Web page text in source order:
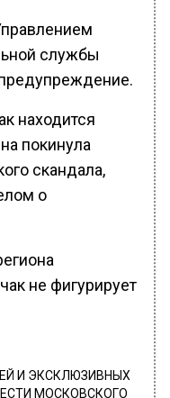
службы
находится
покинула
скандала,
о
не фигурирует
И ЭКСКЛЮЗИВНЫХ
МОСКОВСКОГО